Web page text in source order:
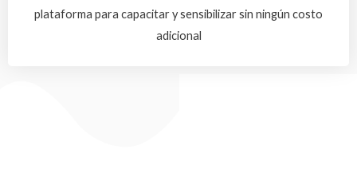
plataforma para capacitar y sensibilizar sin ningún costo
adicional